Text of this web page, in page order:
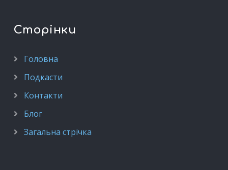
Сторінки
Головна
Подкасти
Контакти
Блог
Загальна стрічка